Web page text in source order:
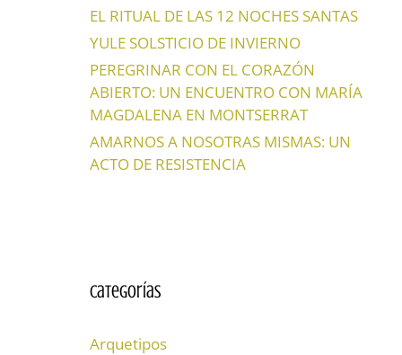
EL RITUAL DE LAS 12 NOCHES SANTAS
YULE SOLSTICIO DE INVIERNO
PEREGRINAR CON EL CORAZÓN
ABIERTO: UN ENCUENTRO CON MARÍA
MAGDALENA EN MONTSERRAT
AMARNOS A NOSOTRAS MISMAS: UN
ACTO DE RESISTENCIA
Categorías
Arquetipos